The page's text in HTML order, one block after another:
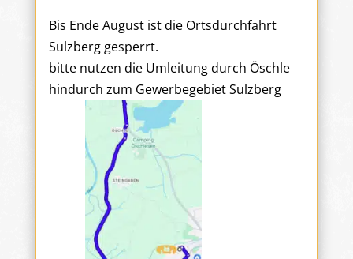
Bis Ende August ist die Ortsdurchfahrt
Sulzberg gesperrt.
bitte nutzen die Umleitung durch Öschle
hindurch zum Gewerbegebiet Sulzberg